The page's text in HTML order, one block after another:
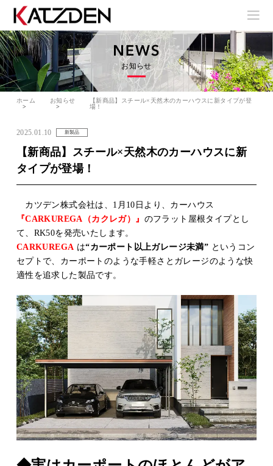
お知らせ
ホーム お知らせ
【新商品】スチール×天然木のカーハウスに新タイプが登
場！
2025.01.10 新製品
【新商品】スチール×天然木のカーハウスに新
タイプが登場！
カツデン株式会社は、1月10日より、カーハウス
『CARKUREGA（カクレガ）』 のフラット屋根タイプとし
て、RK50を発売いたします。
CARKUREGA は“カーポート以上ガレージ未満” というコン
セプトで、カーポートのような手軽さとガレージのような快
適性を追求した製品です。